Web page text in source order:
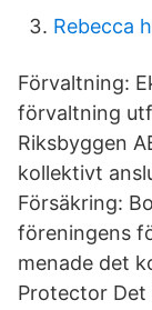
Rebecca
Förvaltning:
förvaltning
Riksbyggen
kollektivt
Försäkring:
föreningens
menade det
Protector Det